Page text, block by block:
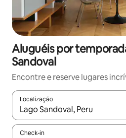
Aluguéis por
Sandoval
Encontre e reserve lugares
Localização
Quando os resultados
Check-in